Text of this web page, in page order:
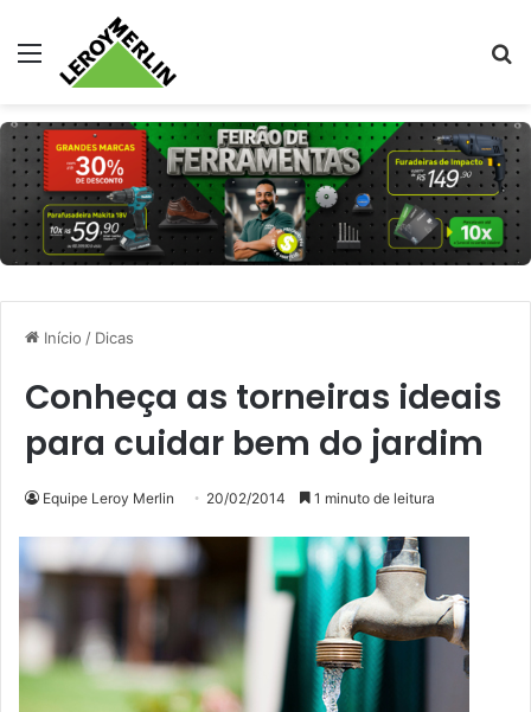
Menu
Início / Dicas
Conheça as torneiras ideais
para cuidar bem do jardim
Equipe Leroy Merlin 20/02/2014 1 minuto de leitura